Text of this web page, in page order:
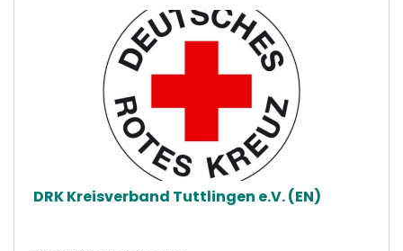
DRK Kreisverband Tuttlingen e.V. (EN)